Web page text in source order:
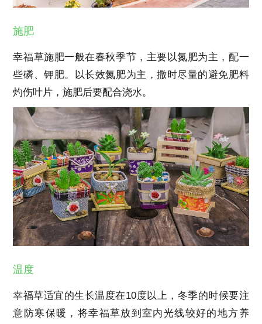
施肥
幸福草施肥一般在春秋季节，主要以氮肥为主，配一
些磷、钾肥。以长效氮肥为主，撒时尽量的避免肥料
灼伤叶片，施肥后要配合浇水。
温度
幸福草适宜的生长温度在10度以上，冬季的时候要注
意防寒保暖，将幸福草放到室内光线较好的地方养